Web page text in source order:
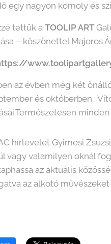
egy nagyon komoly és
tettük a TOOLIP ART
– köszönettel Majoros
az évben még két
és októberben :
hírlevelet Gyimesi
vagy valamilyen oknál
az aktuális
az alkotó